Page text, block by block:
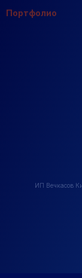
Портфолио
ИП Вечкасов